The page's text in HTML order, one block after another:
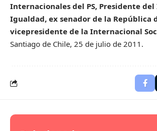
Internacionales del PS, Presidente
Igualdad, ex senador de la República
vicepresidente de la Internacional
Santiago de Chile, 25 de julio de 2011.